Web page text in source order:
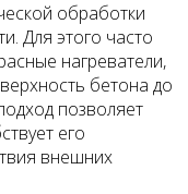
обработки
Для этого часто
нагреватели,
бетона до
позволяет
его
внешних